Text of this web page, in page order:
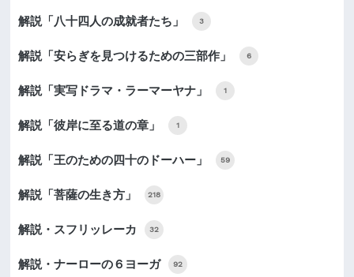
解説「八十四人の成就者たち」 3
解説「安らぎを見つけるための三部作」 6
解説「実写ドラマ・ラーマーヤナ」 1
解説「彼岸に至る道の章」 1
解説「王のための四十のドーハー」 59
解説「菩薩の生き方」 218
解説・スフリッレーカ 32
解説・ナーローの６ヨーガ 92